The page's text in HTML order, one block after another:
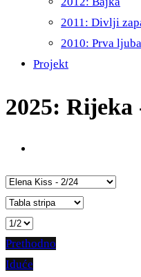
2011: Divlji
2010: Prva
Projekt
2025: Rijeka
Prethodno
Iduće